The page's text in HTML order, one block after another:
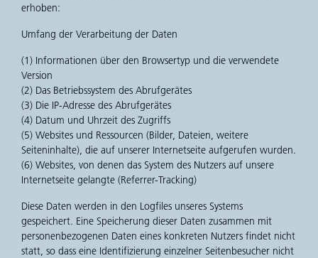
erhoben:
Umfang der Verarbeitung der Daten
(1) Informationen über den Browsertyp und die verwendete
Version
(2) Das Betriebssystem des Abrufgerätes
(3) Die IP-Adresse des Abrufgerätes
(4) Datum und Uhrzeit des Zugriffs
(5) Websites und Ressourcen (Bilder, Dateien, weitere
Seiteninhalte), die auf unserer Internetseite aufgerufen wurden.
(6) Websites, von denen das System des Nutzers auf unsere
Internetseite gelangte (Referrer-Tracking)
Diese Daten werden in den Logfiles unseres Systems
gespeichert. Eine Speicherung dieser Daten zusammen mit
personenbezogenen Daten eines konkreten Nutzers findet nicht
statt, so dass eine Identifizierung einzelner Seitenbesucher nicht